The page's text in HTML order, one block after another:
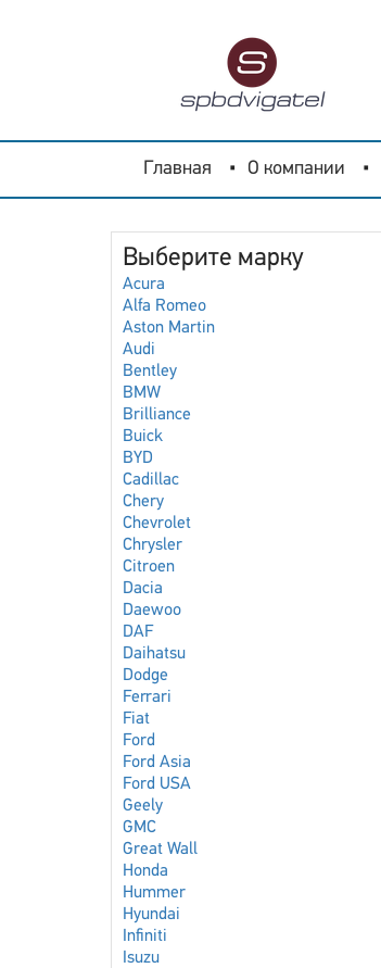
Главная О компании
Выберите марку
Acura
Alfa Romeo
Aston Martin
Audi
Bentley
BMW
Brilliance
Buick
BYD
Cadillac
Chery
Chevrolet
Chrysler
Citroen
Dacia
Daewoo
DAF
Daihatsu
Dodge
Ferrari
Fiat
Ford
Ford Asia
Ford USA
Geely
GMC
Great Wall
Honda
Hummer
Hyundai
Infiniti
Isuzu